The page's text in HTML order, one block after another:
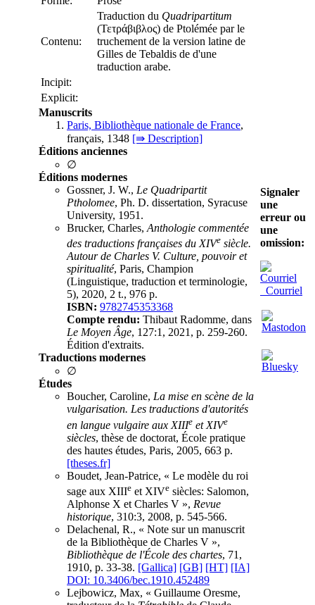
Contenu:
Traduction du Quadripartitum
(Τετράβιβλος) de Ptolémée par le
truchement de la version latine de
Gilles de Tebaldis de d'une
traduction arabe.
Incipit:
Explicit:
Manuscrits
Paris, Bibliothèque nationale de France,
français, 1348 [⇛ Description]
Éditions anciennes
∅
Éditions modernes
Gossner, J. W., Le Quadripartit
Ptholomee, Ph. D. dissertation, Syracuse
University, 1951.
Brucker, Charles, Anthologie commentée
des traductions françaises du XIVe siècle.
Autour de Charles V. Culture, pouvoir et
spiritualité, Paris, Champion
(Linguistique, traduction et terminologie,
5), 2020, 2 t., 976 p.
ISBN: 9782745353368
Compte rendu: Thibaut Radomme, dans
Le Moyen Âge, 127:1, 2021, p. 259-260.
Édition d'extraits.
Traductions modernes
∅
Études
Boucher, Caroline, La mise en scène de la
vulgarisation. Les traductions d'autorités
en langue vulgaire aux XIIIe et XIVe
siècles, thèse de doctorat, École pratique
des hautes études, Paris, 2005, 663 p.
[theses.fr]
Boudet, Jean-Patrice, « Le modèle du roi
sage aux XIIIe et XIVe siècles: Salomon,
Alphonse X et Charles V », Revue
historique, 310:3, 2008, p. 545-566.
Delachenal, R., « Note sur un manuscrit
de la Bibliothèque de Charles V »,
Bibliothèque de l'École des chartes, 71,
1910, p. 33-38. [Gallica] [GB] [HT] [IA]
DOI: 10.3406/bec.1910.452489
Lejbowicz, Max, « Guillaume Oresme,
Signaler
une
erreur ou
une
omission:
Courriel